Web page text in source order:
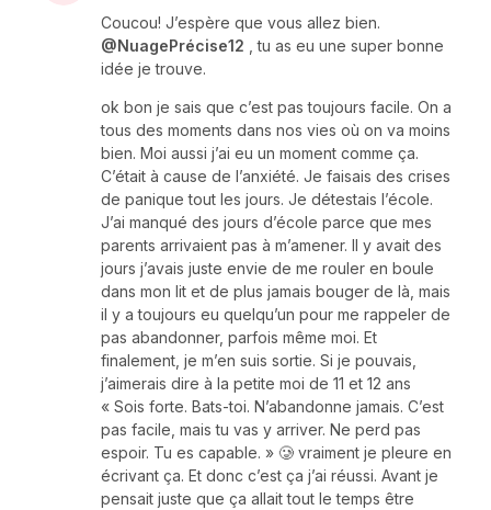
Coucou! J’espère que vous allez bien.
@NuagePrécise12 , tu as eu une super bonne
idée je trouve.
ok bon je sais que c’est pas toujours facile. On a
tous des moments dans nos vies où on va moins
bien. Moi aussi j’ai eu un moment comme ça.
C’était à cause de l’anxiété. Je faisais des crises
de panique tout les jours. Je détestais l’école.
J’ai manqué des jours d’école parce que mes
parents arrivaient pas à m’amener. Il y avait des
jours j’avais juste envie de me rouler en boule
dans mon lit et de plus jamais bouger de là, mais
il y a toujours eu quelqu’un pour me rappeler de
pas abandonner, parfois même moi. Et
finalement, je m’en suis sortie. Si je pouvais,
j’aimerais dire à la petite moi de 11 et 12 ans
« Sois forte. Bats-toi. N’abandonne jamais. C’est
pas facile, mais tu vas y arriver. Ne perd pas
espoir. Tu es capable. » 🥲 vraiment je pleure en
écrivant ça. Et donc c’est ça j’ai réussi. Avant je
pensait juste que ça allait tout le temps être